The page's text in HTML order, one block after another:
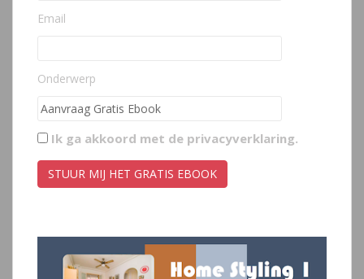
Email
Onderwerp
Ik ga akkoord met de privacyverklaring.